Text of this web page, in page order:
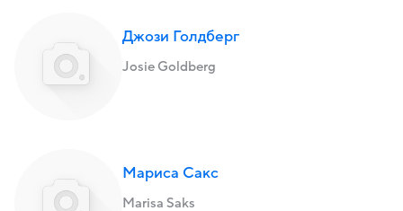
Джози Голдберг
Josie Goldberg
Мариса Сакс
Marisa Saks